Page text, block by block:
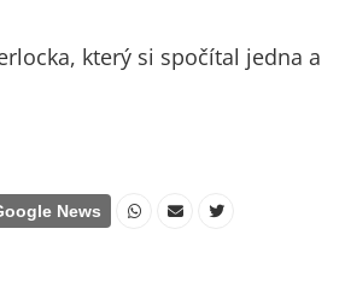
který si spočítal jedna a
News